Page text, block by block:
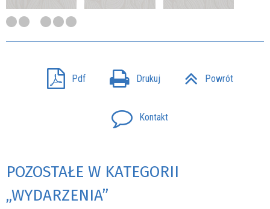
Pdf Drukuj Powrót
Kontakt
POZOSTAŁE W KATEGORII
„WYDARZENIA”